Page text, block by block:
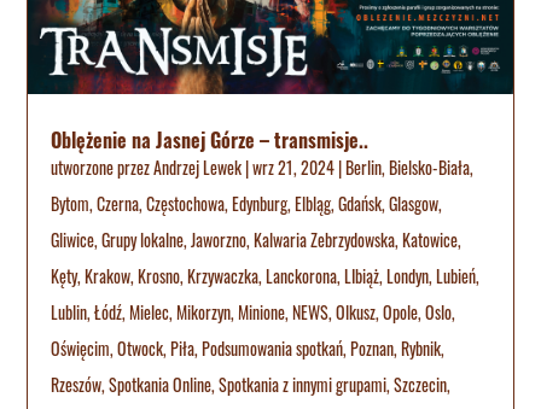
Oblężenie na Jasnej Górze – transmisje..
utworzone przezAndrzej Lewek|wrz 21, 2024|Berlin,Bielsko-Biała,
Bytom,Czerna,Częstochowa,Edynburg,Elbląg,Gdańsk,Glasgow,
Gliwice,Grupy lokalne,Jaworzno,Kalwaria Zebrzydowska,Katowice,
Kęty,Krakow,Krosno,Krzywaczka,Lanckorona,LIbiąż,Londyn,Lubień,
Lublin,Łódź,Mielec,Mikorzyn,Minione,NEWS,Olkusz,Opole,Oslo,
Oświęcim,Otwock,Piła,Podsumowania spotkań,Poznan,Rybnik,
Rzeszów,Spotkania Online,Spotkania z innymi grupami,Szczecin,